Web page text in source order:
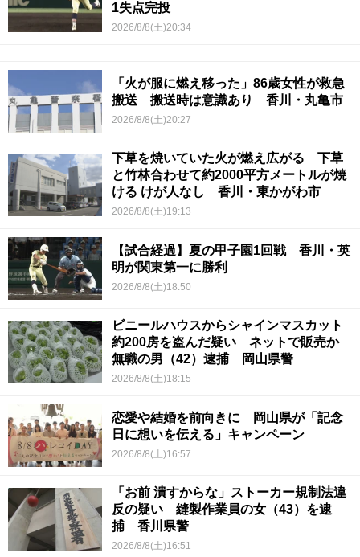
1失点完投
2026/8/8(土)20:34
「火が服に燃え移った」86歳女性が救急
搬送 搬送時は意識あり 香川・丸亀市
2026/8/8(土)20:27
下草を焼いていた火が燃え広がる 下草
と竹林合わせて約2000平方メートルが焼
ける けが人なし 香川・東かがわ市
2026/8/8(土)19:13
【試合経過】夏の甲子園1回戦 香川・英
明が関東第一に勝利
2026/8/8(土)18:50
ビニールハウスからシャインマスカット
約200房を盗んだ疑い ネットで販売か
無職の男（42）逮捕 岡山県警
2026/8/8(土)18:15
恋愛や結婚を前向きに 岡山県が「記念
日に想いを伝える」キャンペーン
2026/8/8(土)16:57
「お前 潰すからな」ストーカー規制法違
反の疑い 縫製作業員の女（43）を逮
捕 香川県警
2026/8/8(土)16:51